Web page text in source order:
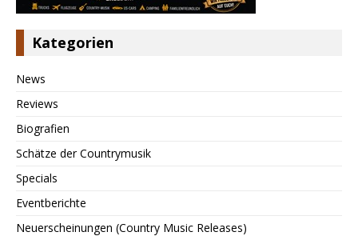
Kategorien
News
Reviews
Biografien
Schätze der Countrymusik
Specials
Eventberichte
Neuerscheinungen (Country Music Releases)